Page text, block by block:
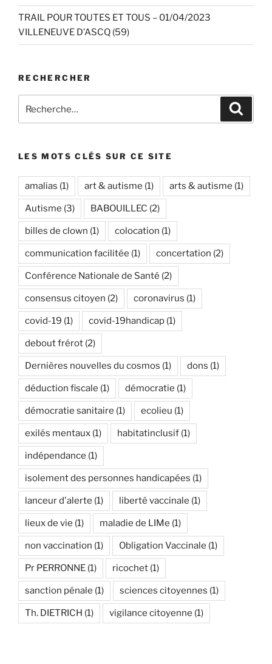
TRAIL POUR TOUTES ET TOUS – 01/04/2023
VILLENEUVE D’ASCQ (59)
RECHERCHER
pour
LES MOTS CLÉS SUR CE SITE
amalias (1) art & autisme (1) arts & autisme (1)
Autisme (3) BABOUILLEC (2)
billes de clown (1) colocation (1)
communication facilitée (1) concertation (2)
Conférence Nationale de Santé (2)
consensus citoyen (2) coronavirus (1)
covid-19 (1) covid-19handicap (1)
debout frérot (2)
Dernières nouvelles du cosmos (1) dons (1)
déduction fiscale (1) démocratie (1)
démocratie sanitaire (1) ecolieu (1)
exilés mentaux (1) habitatinclusif (1)
indépendance (1)
isolement des personnes handicapées (1)
lanceur d'alerte (1) liberté vaccinale (1)
lieux de vie (1) maladie de LIMe (1)
non vaccination (1) Obligation Vaccinale (1)
Pr PERRONNE (1) ricochet (1)
sanction pénale (1) sciences citoyennes (1)
Th. DIETRICH (1) vigilance citoyenne (1)